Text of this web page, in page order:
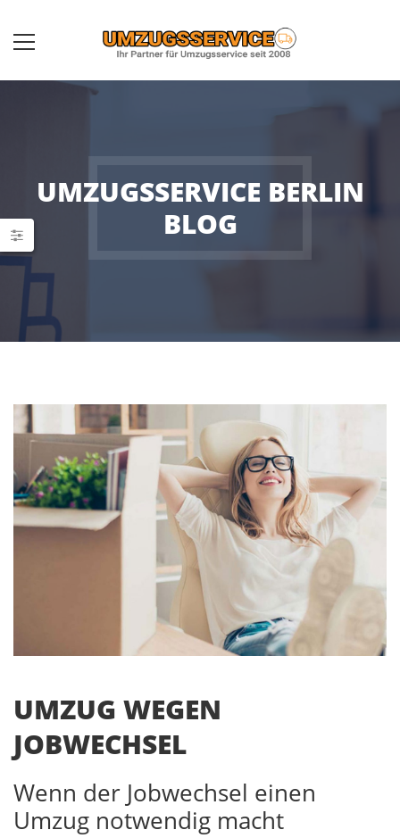
UMZUGSSERVICE BERLIN
BLOG
UMZUG WEGEN
JOBWECHSEL
Wenn der Jobwechsel einen
Umzug notwendig macht